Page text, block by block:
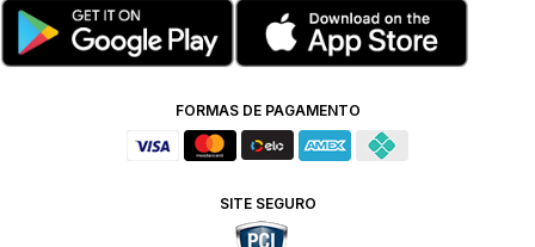
FORMAS DE PAGAMENTO
SITE SEGURO